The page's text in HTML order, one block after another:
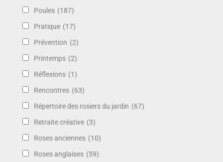
Poules (187)
Pratique (17)
Prévention (2)
Printemps (2)
Réflexions (1)
Rencontres (63)
Répertoire des rosiers du jardin (67)
Retraite créative (3)
Roses anciennes (10)
Roses anglaises (59)